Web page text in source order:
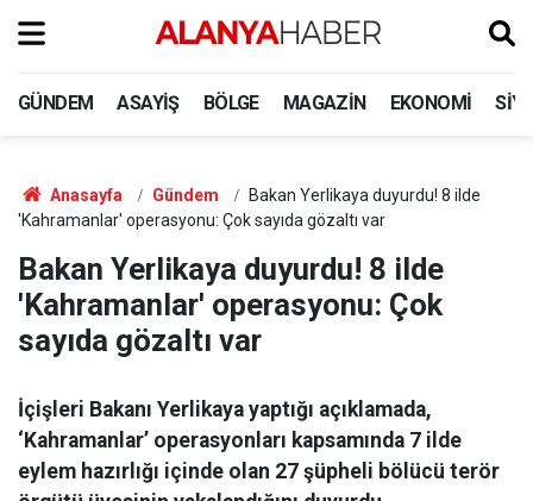
GÜNDEM ASAYIŞ BÖLGE MAGAZIN EKONOMI
Anasayfa Gündem
Bakan Yerlikaya duyurdu! 8 ilde
'Kahramanlar' operasyonu: Çok sayıda gözaltı var
Bakan Yerlikaya duyurdu! 8 ilde
'Kahramanlar' operasyonu: Çok
sayıda gözaltı var
İçişleri Bakanı Yerlikaya yaptığı açıklamada,
‘Kahramanlar’ operasyonları kapsamında 7 ilde
eylem hazırlığı içinde olan 27 şüpheli bölücü terör